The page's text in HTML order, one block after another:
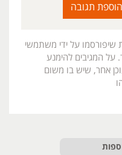
שיפורסמו על ידי משתמשי
המגיבים להימנע
אחר, שיש בו משום